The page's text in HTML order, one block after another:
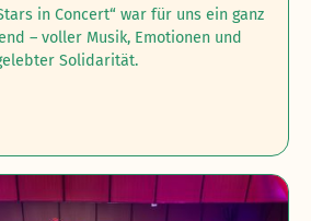
in Concert“ war für uns ein ganz
– voller Musik, Emotionen und
Solidarität.